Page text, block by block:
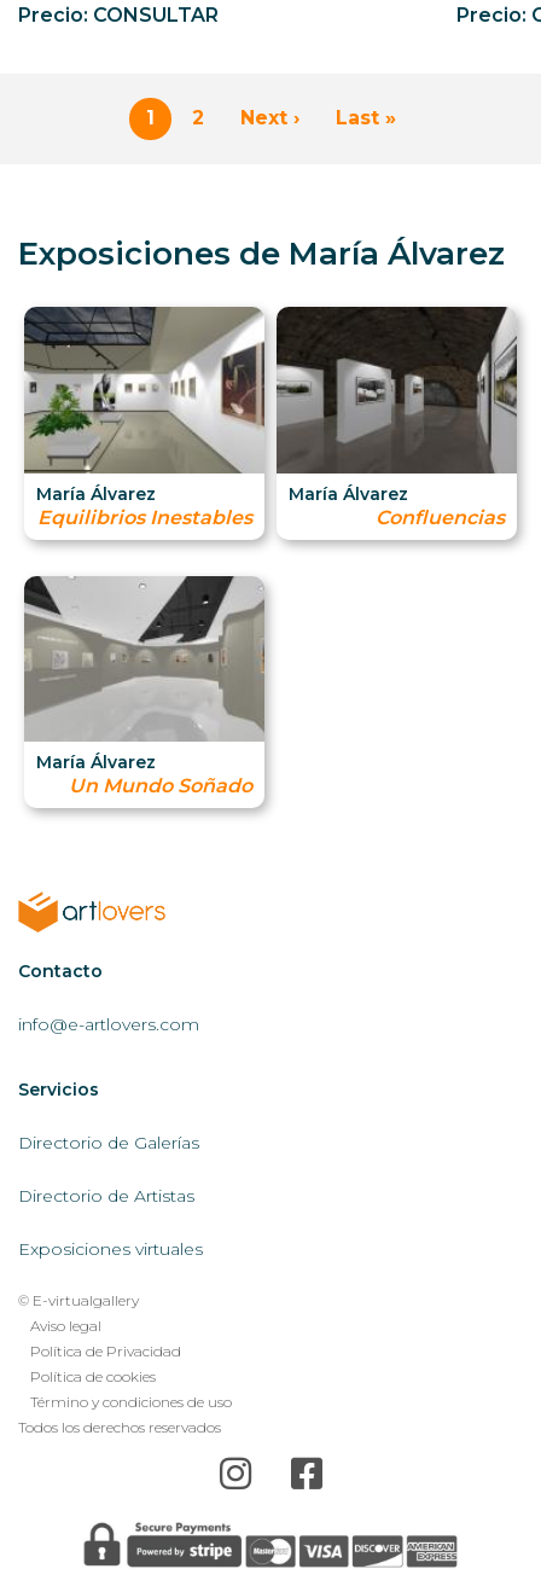
Precio: CONSULTAR
Precio:
Página
1
Page
2
Siguiente
Next ›
Última
Last »
Exposiciones de María Álvarez
María Álvarez
Equilibrios Inestables
María Álvarez
Confluencias
María Álvarez
Un Mundo Soñado
Contactar
AL
Contacto
info@e-artlovers.com
Servicios
AL
Servicios
Directorio de Galerías
Directorio de Artistas
Exposiciones virtuales
Legal
footer
menu
© E-virtualgallery
Aviso legal
Política de Privacidad
Política de cookies
Término y condiciones de uso
Todos los derechos reservados